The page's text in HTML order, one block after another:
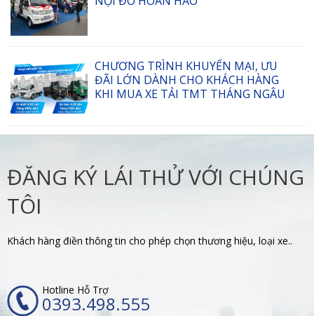
CHƯƠNG TRÌNH KHUYẾN MẠI, ƯU
ĐÃI LỚN DÀNH CHO KHÁCH HÀNG
KHI MUA XE TẢI TMT THÁNG NGÂU
ĐĂNG KÝ LÁI THỬ VỚI CHÚNG
TÔI
Khách hàng điền thông tin cho phép chọn thương hiệu, loại xe..
Hotline Hỗ Trợ
0393.498.555